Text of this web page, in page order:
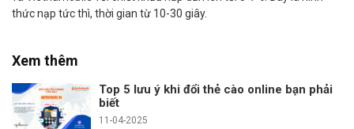
thức nạp tức thì, thời gian từ 10-30 giây.
Xem thêm
Top 5 lưu ý khi đổi thẻ cào online bạn phải
biết
11-04-2025